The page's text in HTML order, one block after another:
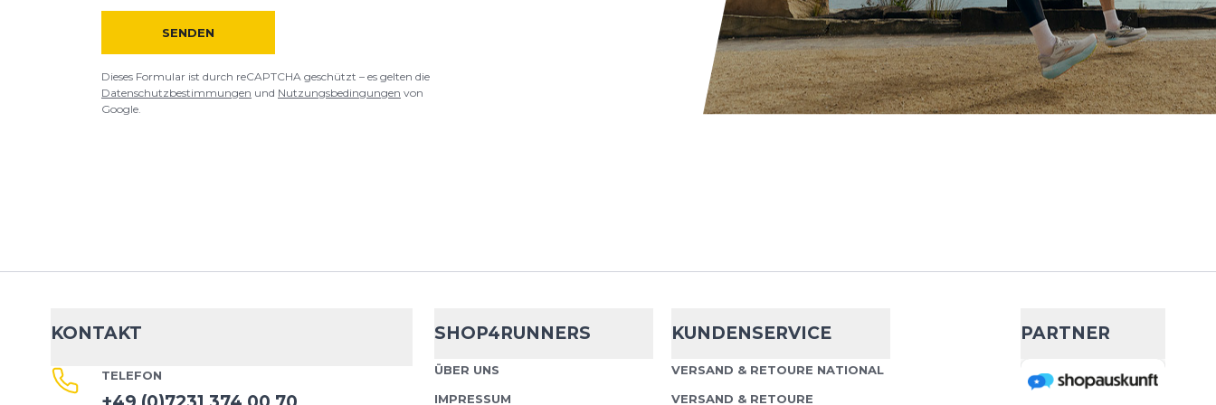
Liquid Energy Gel Cola
SENDEN
Dieses Formular ist durch reCAPTCHA geschützt – es gelten die
Datenschutzbestimmungen und Nutzungsbedingungen von
Google.
KONTAKT
TELEFON
SHOP4RUNNERS
ÜBER UNS
IMPRESSUM
KUNDENSERVICE
VERSAND & RETOURE NATIONAL
VERSAND & RETOURE
PARTNER